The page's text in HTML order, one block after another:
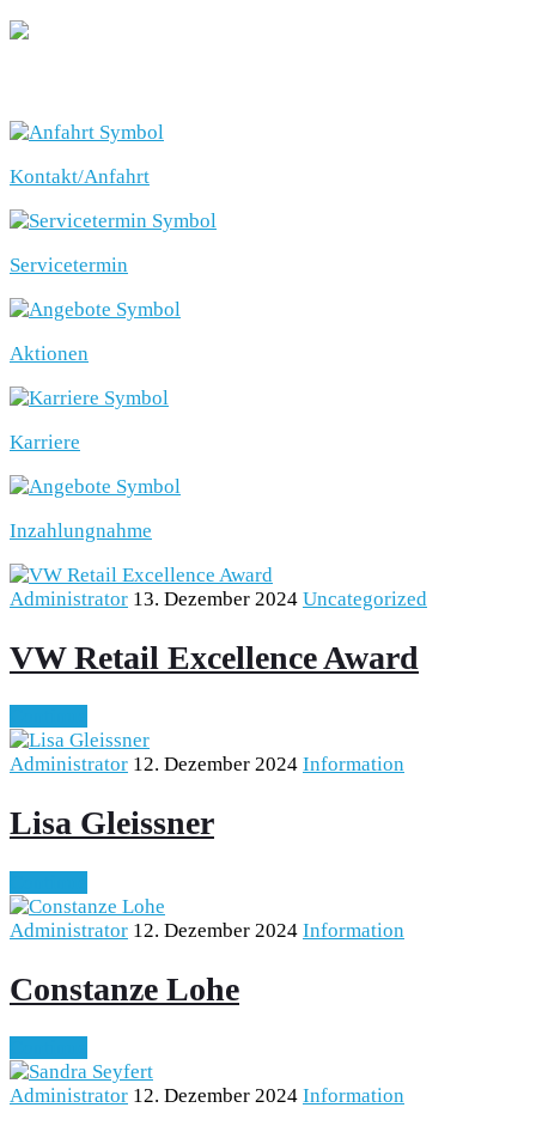
Kontakt/Anfahrt
Servicetermin
Aktionen
Karriere
Inzahlungnahme
Administrator 13. Dezember 2024 Uncategorized
VW Retail Excellence Award
Administrator 12. Dezember 2024 Information
Lisa Gleissner
Administrator 12. Dezember 2024 Information
Constanze Lohe
Administrator 12. Dezember 2024 Information